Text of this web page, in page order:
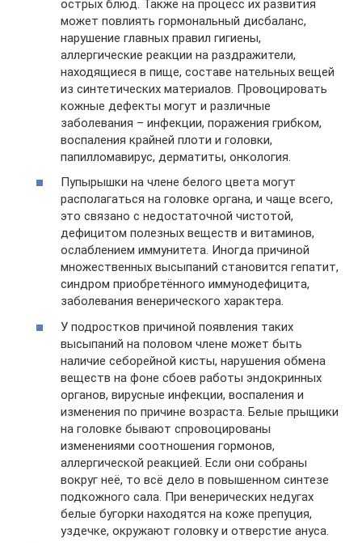
острых блюд. Также на процесс их развития
может повлиять гормональный дисбаланс,
нарушение главных правил гигиены,
аллергические реакции на раздражители,
находящиеся в пище, составе нательных вещей
из синтетических материалов. Провоцировать
кожные дефекты могут и различные
заболевания – инфекции, поражения грибком,
воспаления крайней плоти и головки,
папилломавирус, дерматиты, онкология.
Пупырышки на члене белого цвета могут
располагаться на головке органа, и чаще всего,
это связано с недостаточной чистотой,
дефицитом полезных веществ и витаминов,
ослаблением иммунитета. Иногда причиной
множественных высыпаний становится гепатит,
синдром приобретённого иммунодефицита,
заболевания венерического характера.
У подростков причиной появления таких
высыпаний на половом члене может быть
наличие себорейной кисты, нарушения обмена
веществ на фоне сбоев работы эндокринных
органов, вирусные инфекции, воспаления и
изменения по причине возраста. Белые прыщики
на головке бывают спровоцированы
изменениями соотношения гормонов,
аллергической реакцией. Если они собраны
вокруг неё, то всё дело в повышенном синтезе
подкожного сала. При венерических недугах
белые бугорки находятся на коже препуция,
уздечке, окружают головку и отверстие ануса.